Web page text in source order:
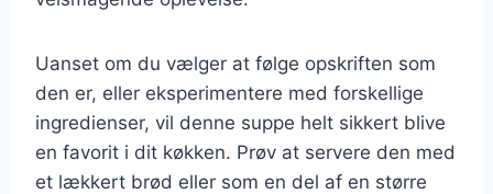
Uanset om du vælger at følge opskriften som
den er, eller eksperimentere med forskellige
ingredienser, vil denne suppe helt sikkert blive
en favorit i dit køkken. Prøv at servere den med
et lækkert brød eller som en del af en større